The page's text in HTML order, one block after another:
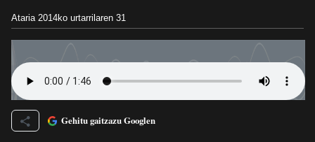
Ataria 2014ko urtarrilaren 31
Gehitu gaitzazu Googlen